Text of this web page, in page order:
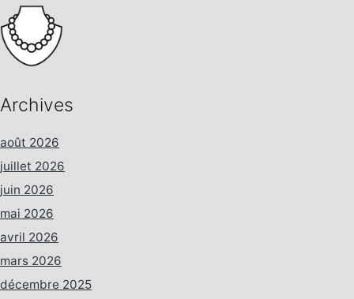
Archives
août 2026
juillet 2026
juin 2026
mai 2026
avril 2026
mars 2026
décembre 2025